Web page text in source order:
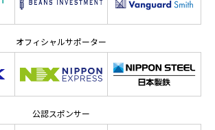
オフィシャルサポーター
公認スポンサー